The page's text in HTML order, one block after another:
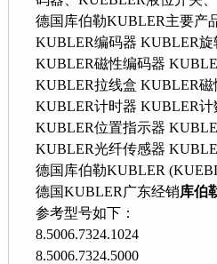
德国库伯勒KUBLER主要产品
KUBLER编码器 KUBLER
KUBLER磁性编码器
KUBLER拉线盒 KUBLER
KUBLER计时器 KUBLER
KUBLER位置指示器
KUBLER光纤传感器
德国库伯勒KUBLER
德国KUBLER广东经销库伯
参考型号如下：
8.5006.7324.1024
8.5006.7324.5000